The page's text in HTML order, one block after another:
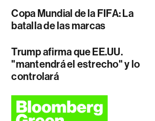
Copa Mundial de la FIFA: La
batalla de las marcas
Trump afirma que EE.UU.
"mantendrá el estrecho" y lo
controlará